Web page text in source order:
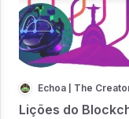
Echoa | The
Lições do